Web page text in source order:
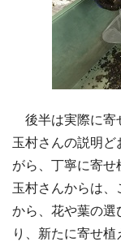
後半は実際に寄
玉村さんの説明
がら、丁寧に寄せ
玉村さんからは
から、花や葉の選
り、新たに寄せ